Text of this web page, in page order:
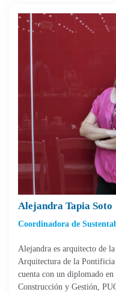
Alejandra Tapia Soto
Coordinadora de
Alejandra es arquitecto de
Arquitectura de la
cuenta con un diplomado
Construcción y Gestión,